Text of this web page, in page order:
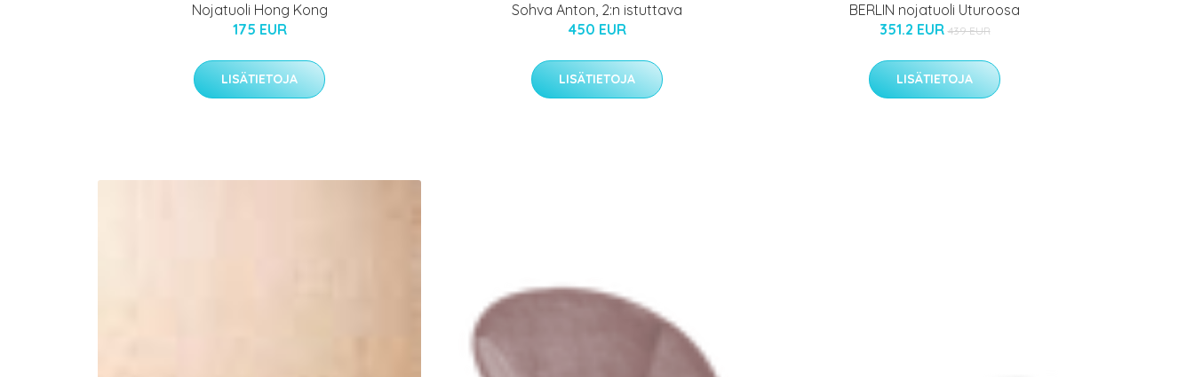
Nojatuoli Hong Kong
175 EUR
LISÄTIETOJA
Sohva Anton, 2:n istuttava
450 EUR
LISÄTIETOJA
BERLIN nojatuoli Uturoosa
351.2 EUR 439 EUR
LISÄTIETOJA